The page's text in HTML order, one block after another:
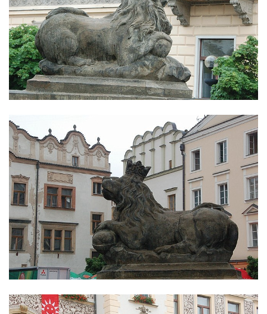
nad Nisou
Sloup Panny Marie v Bělé pod Bezdězem
Sloup s kaplicí (boží muka) u Hvězdy
Sloup s kaplicí (boží muka) v Kyjích
Sloup Panny Marie v Třebechovicích pod
Orebem
pod Orebem
Sloup s kaplicí (boží muka) Kamenická
Nová Víska
Sloup svatého Floriana v Potštejně
Sloup Panny Marie v Liberci u kostela
Nalezení svatého Kříže
Sloup Nejsvětější Trojice v Bakově nad
Jizerou
Sloup Panny Marie v Miletíně
Sloup Panny Marie v Novém Bydžově